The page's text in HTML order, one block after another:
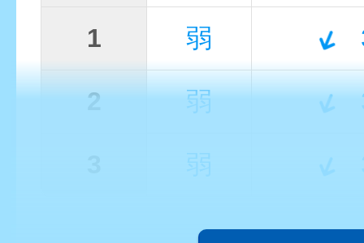
1 弱
2 弱
弱